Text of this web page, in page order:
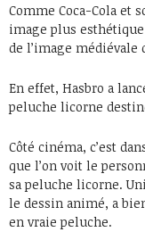
Comme Coca-Cola et
image plus
de l’image médiévale
En effet, Hasbro a
peluche licorne
Côté cinéma, c’est
que l’on voit le
sa peluche licorne.
le dessin animé, a
en vraie peluche.